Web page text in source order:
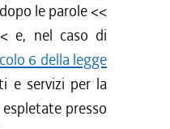
le parole <<
e, nel caso di
6 della legge
e servizi per la
presso